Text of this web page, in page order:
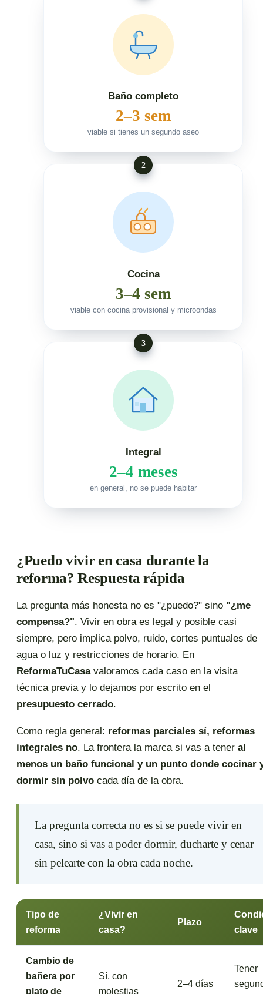
Baño completo
2–3 sem
viable si tienes un segundo aseo
2
Cocina
3–4 sem
viable con cocina provisional y microondas
3
Integral
2–4 meses
en general, no se puede habitar
¿Puedo vivir en casa durante la
reforma? Respuesta rápida
La pregunta más honesta no es "¿puedo?" sino "¿me
compensa?". Vivir en obra es legal y posible casi
siempre, pero implica polvo, ruido, cortes puntuales de
agua o luz y restricciones de horario. En
ReformaTuCasavaloramos cada caso en la visita
técnica previa y lo dejamos por escrito en el
presupuesto cerrado.
Como regla general: reformas parciales sí, reformas
integrales no. La frontera la marca si vas a tener al
menos un baño funcional y un punto donde cocinar
dormir sin polvo cada día de la obra.
La pregunta correcta no es si se puede vivir en
casa, sino si vas a poder dormir, ducharte y cenar
sin pelearte con la obra cada noche.
Tipo de
reforma
¿Vivir en
casa?
Plazo
clave
Cambio de
bañera por
plato de
Sí, con
molestias
2–4 días
Tener